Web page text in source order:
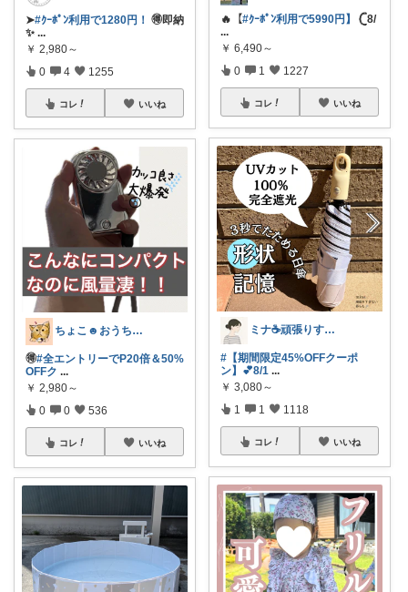
➤#ｸｰﾎﾟﾝ利用で1280円！ 🉐即納
✨ ...
￥ 2,980～
0 4 1255
コレ いいね
ちょこ☻おうち時間充実🏠アイテム
🉐#全エントリーでP20倍＆50%
OFFク ...
￥ 2,980～
0 0 536
コレ いいね
🔥【#ｸｰﾎﾟﾝ利用で5990円】
𓊆8/
...
￥ 6,490～
0 1 1227
コレ いいね
ミナ☕️頑張りすぎない暮らし🏠
#【期間限定45%OFFクーポ
ン】💕8/1 ...
￥ 3,080～
1 1 1118
コレ いいね